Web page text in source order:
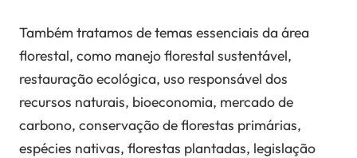
Também tratamos de temas essenciais da área
florestal, como manejo florestal sustentável,
restauração ecológica, uso responsável dos
recursos naturais, bioeconomia, mercado de
carbono, conservação de florestas primárias,
espécies nativas, florestas plantadas, legislação